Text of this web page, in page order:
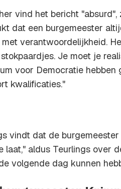
vind het bericht "absurd",
dat een burgemeester
verantwoordelijkheid.
Je moet je
voor Democratie hebben
kwalificaties."
vindt dat de
laat," aldus Teurlings over
volgende dag kunnen